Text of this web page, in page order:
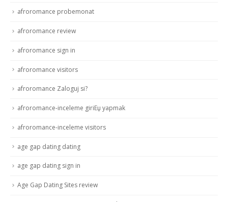
afroromance probemonat
afroromance review
afroromance sign in
afroromance visitors
afroromance Zaloguj si?
afroromance-inceleme giriЕџ yapmak
afroromance-inceleme visitors
age gap dating dating
age gap dating sign in
Age Gap Dating Sites review